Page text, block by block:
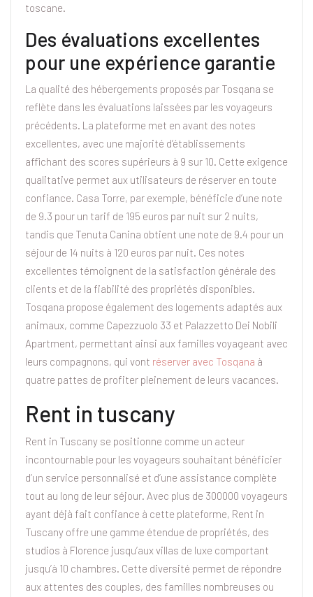
toscane.
Des évaluations excellentes
pour une expérience garantie
La qualité des hébergements proposés par Tosqana se
reflète dans les évaluations laissées par les voyageurs
précédents. La plateforme met en avant des notes
excellentes, avec une majorité d’établissements
affichant des scores supérieurs à 9 sur 10. Cette exigence
qualitative permet aux utilisateurs de réserver en toute
confiance. Casa Torre, par exemple, bénéficie d’une note
de 9.3 pour un tarif de 195 euros par nuit sur 2 nuits,
tandis que Tenuta Canina obtient une note de 9.4 pour un
séjour de 14 nuits à 120 euros par nuit. Ces notes
excellentes témoignent de la satisfaction générale des
clients et de la fiabilité des propriétés disponibles.
Tosqana propose également des logements adaptés aux
animaux, comme Capezzuolo 33 et Palazzetto Dei Nobili
Apartment, permettant ainsi aux familles voyageant avec
leurs compagnons, qui vont réserver avec Tosqana à
quatre pattes de profiter pleinement de leurs vacances.
Rent in tuscany
Rent in Tuscany se positionne comme un acteur
incontournable pour les voyageurs souhaitant bénéficier
d’un service personnalisé et d’une assistance complète
tout au long de leur séjour. Avec plus de 300000 voyageurs
ayant déjà fait confiance à cette plateforme, Rent in
Tuscany offre une gamme étendue de propriétés, des
studios à Florence jusqu’aux villas de luxe comportant
jusqu’à 10 chambres. Cette diversité permet de répondre
aux attentes des couples, des familles nombreuses ou